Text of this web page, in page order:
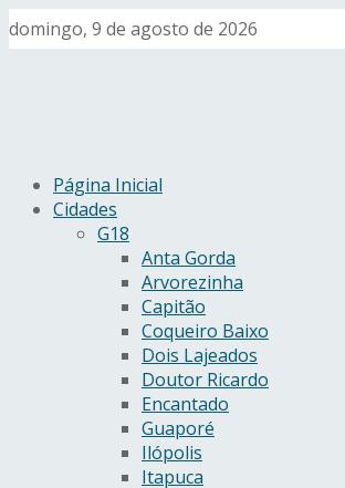
domingo, 9 de agosto de 2026
Página Inicial
Cidades
G18
Anta Gorda
Arvorezinha
Capitão
Coqueiro Baixo
Dois Lajeados
Doutor Ricardo
Encantado
Guaporé
Ilópolis
Itapuca